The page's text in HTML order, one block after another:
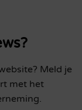
Meld je
met het